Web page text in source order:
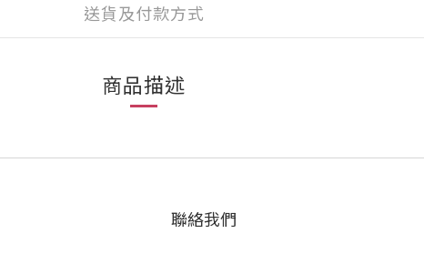
送貨及付款方式
商品描述
聯絡我們